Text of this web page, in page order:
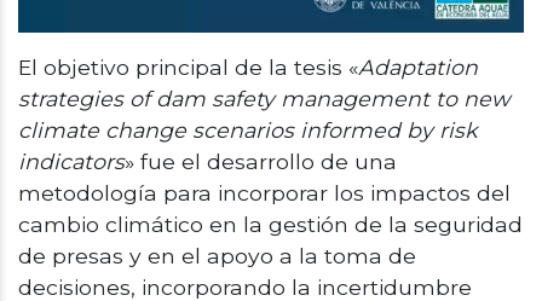
El objetivo principal de la tesis «Adaptation
strategies of dam safety management to new
climate change scenarios informed by risk
indicators» fue el desarrollo de una
metodología para incorporar los impactos del
cambio climático en la gestión de la seguridad
de presas y en el apoyo a la toma de
decisiones, incorporando la incertidumbre